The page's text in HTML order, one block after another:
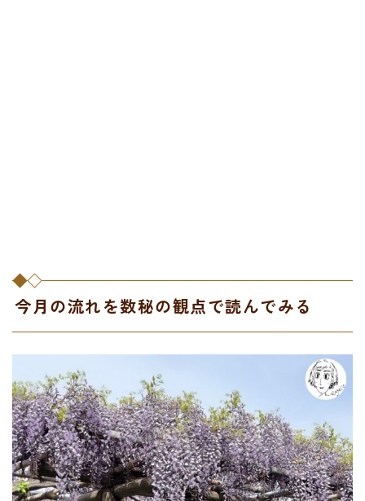
今月の流れを数秘の観点で読んでみる